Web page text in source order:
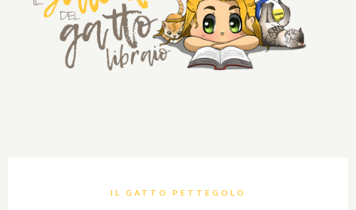
IL GATTO PETTEGOLO